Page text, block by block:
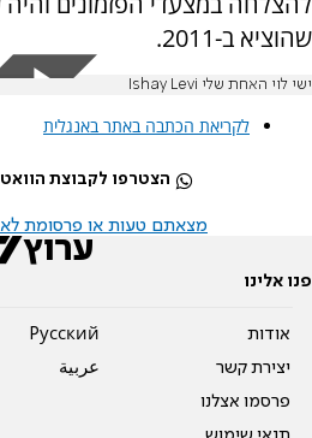
שהוציא ב-2011.
ישי לוי האחת שלי Ishay Levi
לקריאת הכתבה באתר באנגלית
הצטרפו לקבוצת
מצאתם טעות או פרסומת לא
פנו אלינו
אודות
יצירת קשר
פרסמו אצלנו
Pусский
عربية